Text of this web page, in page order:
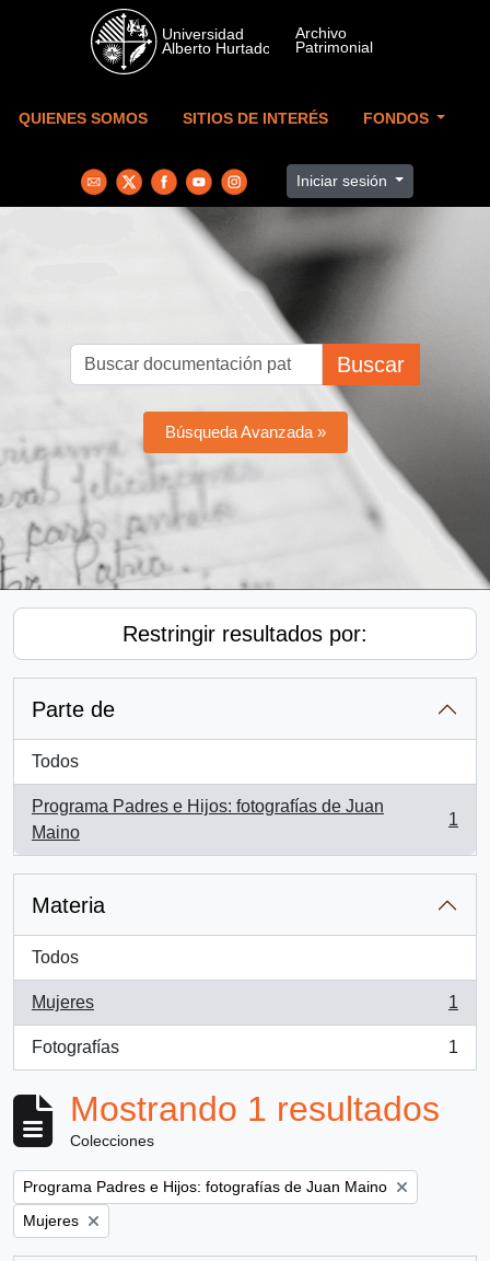
Skip to main content
QUIENES SOMOS SITIOS DE INTERÉS FONDOS
Iniciar sesión
Buscar
Búsqueda Avanzada »
Restringir resultados por:
Parte de
Todos
Programa Padres e Hijos: fotografías de Juan
Maino
, 1 resultados
1
Materia
Todos
Mujeres
, 1 resultados
1
Fotografías
, 1 resultados
1
Mostrando 1 resultados
Colecciones
Remove filter:
Programa Padres e Hijos: fotografías de Juan Maino
Remove filter:
Mujeres